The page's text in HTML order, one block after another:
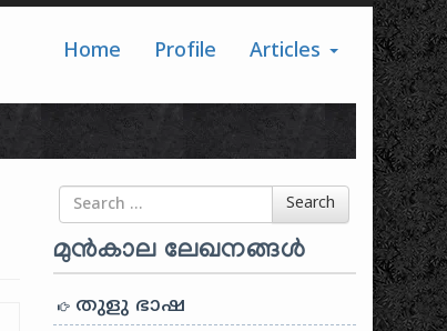
Home Profile Articles
Search for Search
മുൻകാല ലേഖനങ്ങൾ
തുളു ഭാഷ